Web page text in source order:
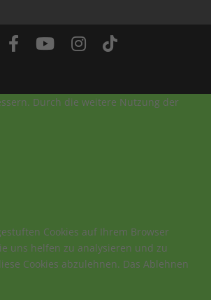
Durch die weitere Nutzung der
Cookies auf Ihrem Browser
uns helfen zu analysieren und zu
Cookies abzulehnen. Das Ablehnen